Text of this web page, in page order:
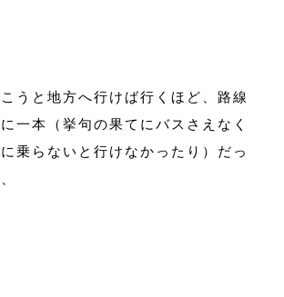
うと地方へ行けば行くほど、路線
一本（挙句の果てにバスさえなく
乗らないと行けなかったり）だっ